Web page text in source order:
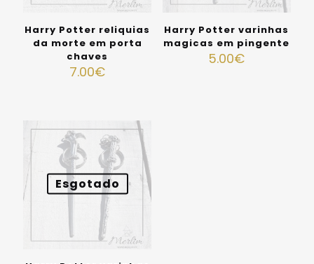
Harry Potter reliquias
da morte em porta
chaves
7.00€
Harry Potter varinhas
magicas em pingente
5.00€
Esgotado